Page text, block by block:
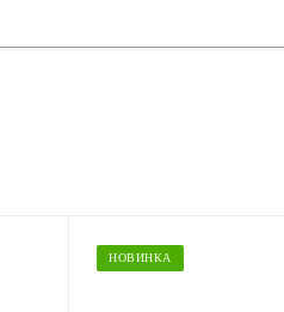
НОВИНКА